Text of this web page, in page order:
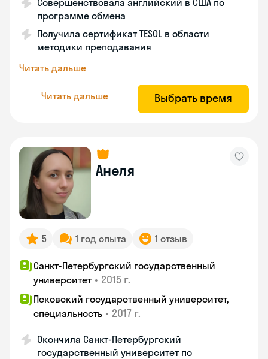
Совершенствовала английский в США по
программе обмена
Получила сертификат TESOL в области
методики преподавания
Читать дальше
Читать дальше Выбрать время
Анеля
5 1 год опыта 1 отзыв
Санкт-Петербургский государственный
университет • 2015 г.
Псковский государственный университет,
специальность • 2017 г.
Окончила Санкт-Петербургский
государственный университет по